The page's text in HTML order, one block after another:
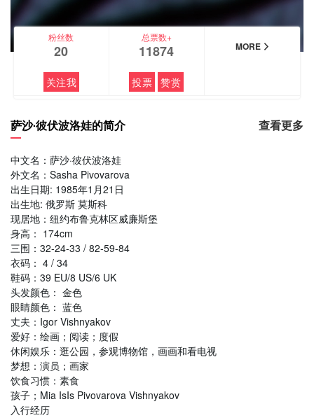
粉丝数
20
关注我
总票数+
11874
投票 赞赏
MORE
萨沙·彼伏波洛娃的简介 查看更多
中文名：萨沙·彼伏波洛娃
外文名：Sasha Pivovarova
出生日期: 1985年1月21日
出生地: 俄罗斯 莫斯科
现居地：纽约布鲁克林区威廉斯堡
身高： 174cm
三围：32-24-33 / 82-59-84
衣码： 4 / 34
鞋码：39 EU/8 US/6 UK
头发颜色： 金色
眼睛颜色： 蓝色
丈夫：Igor Vishnyakov
爱好：绘画；阅读；度假
休闲娱乐：逛公园，参观博物馆，画画和看电视
梦想：演员；画家
饮食习惯：素食
孩子；Mia IsIs Pivovarova Vishnyakov
入行经历